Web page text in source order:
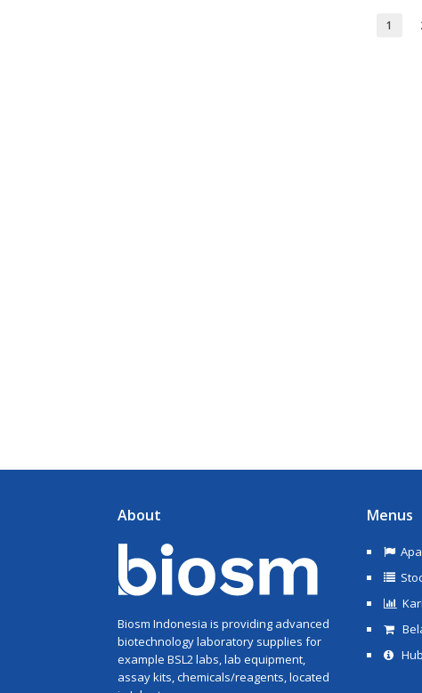
1
About
Biosm Indonesia is providing advanced
biotechnology laboratory supplies for
example BSL2 labs, lab equipment,
assay kits, chemicals/reagents, located
Menus